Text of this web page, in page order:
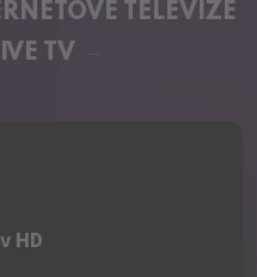
TELEVIZE
TV
HD